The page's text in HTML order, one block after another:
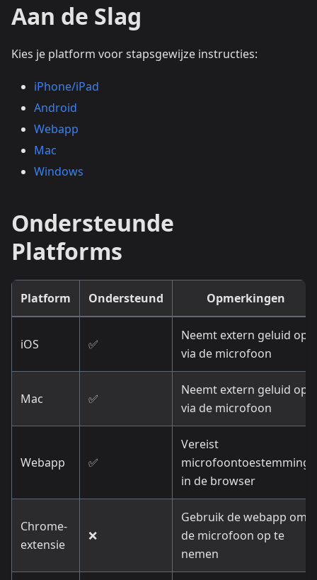
Aan de Slag
Kies je platform voor stapsgewijze instructies:
iPhone/iPad
Android
Webapp
Mac
Windows
Ondersteunde
Platforms
Platform Ondersteund Opmerkingen
iOS ✅
Neemt extern geluid op
via de microfoon
Mac ✅
Neemt extern geluid op
via de microfoon
Webapp ✅
Vereist
microfoontoestemming
in de browser
Chrome-
extensie
❌
Gebruik de webapp om
de microfoon op te
nemen